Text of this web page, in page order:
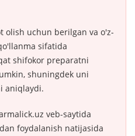
olish uchun berilgan va o'z-
sifatida
shifokor preparatni
shuningdek uni
aniqlaydi.
veb-saytida
foydalanish natijasida